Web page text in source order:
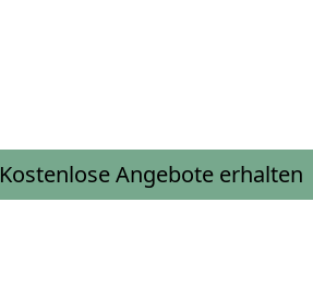
Kostenlose Angebote erhalten